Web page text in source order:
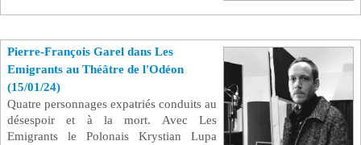
Pierre-François Garel dans Les
Emigrants au Théâtre de l'Odéon
(15/01/24)
Quatre personnages expatriés conduits au
désespoir et à la mort. Avec Les
Emigrants le Polonais Krystian Lupa